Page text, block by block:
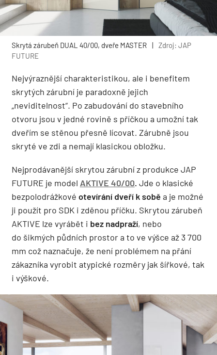
Skrytá zárubeň DUAL 40/00, dveře MASTER |
Zdroj: JAP
FUTURE
Nejvýraznější charakteristikou, ale i benefitem
skrytých zárubní je paradoxně jejich
„neviditelnost“. Po zabudování do stavebního
otvoru jsou v jedné rovině s příčkou a umožní tak
dveřím se stěnou přesně lícovat. Zárubně jsou
skryté ve zdi a nemají klasickou obložku.
Nejprodávanější skrytou zárubní z produkce JAP
FUTURE je model AKTIVE 40/00. Jde o klasické
bezpolodrážkové otevírání dveří k sobě a je možné
ji použít pro SDK i zděnou příčku. Skrytou zárubeň
AKTIVE lze vyrábět i bez nadpraží, nebo
do šikmých půdních prostor a to ve výšce až 3 700
mm což naznačuje, že není problémem na přání
zákazníka vyrobit atypické rozměry jak šířkové, tak
i výškové.